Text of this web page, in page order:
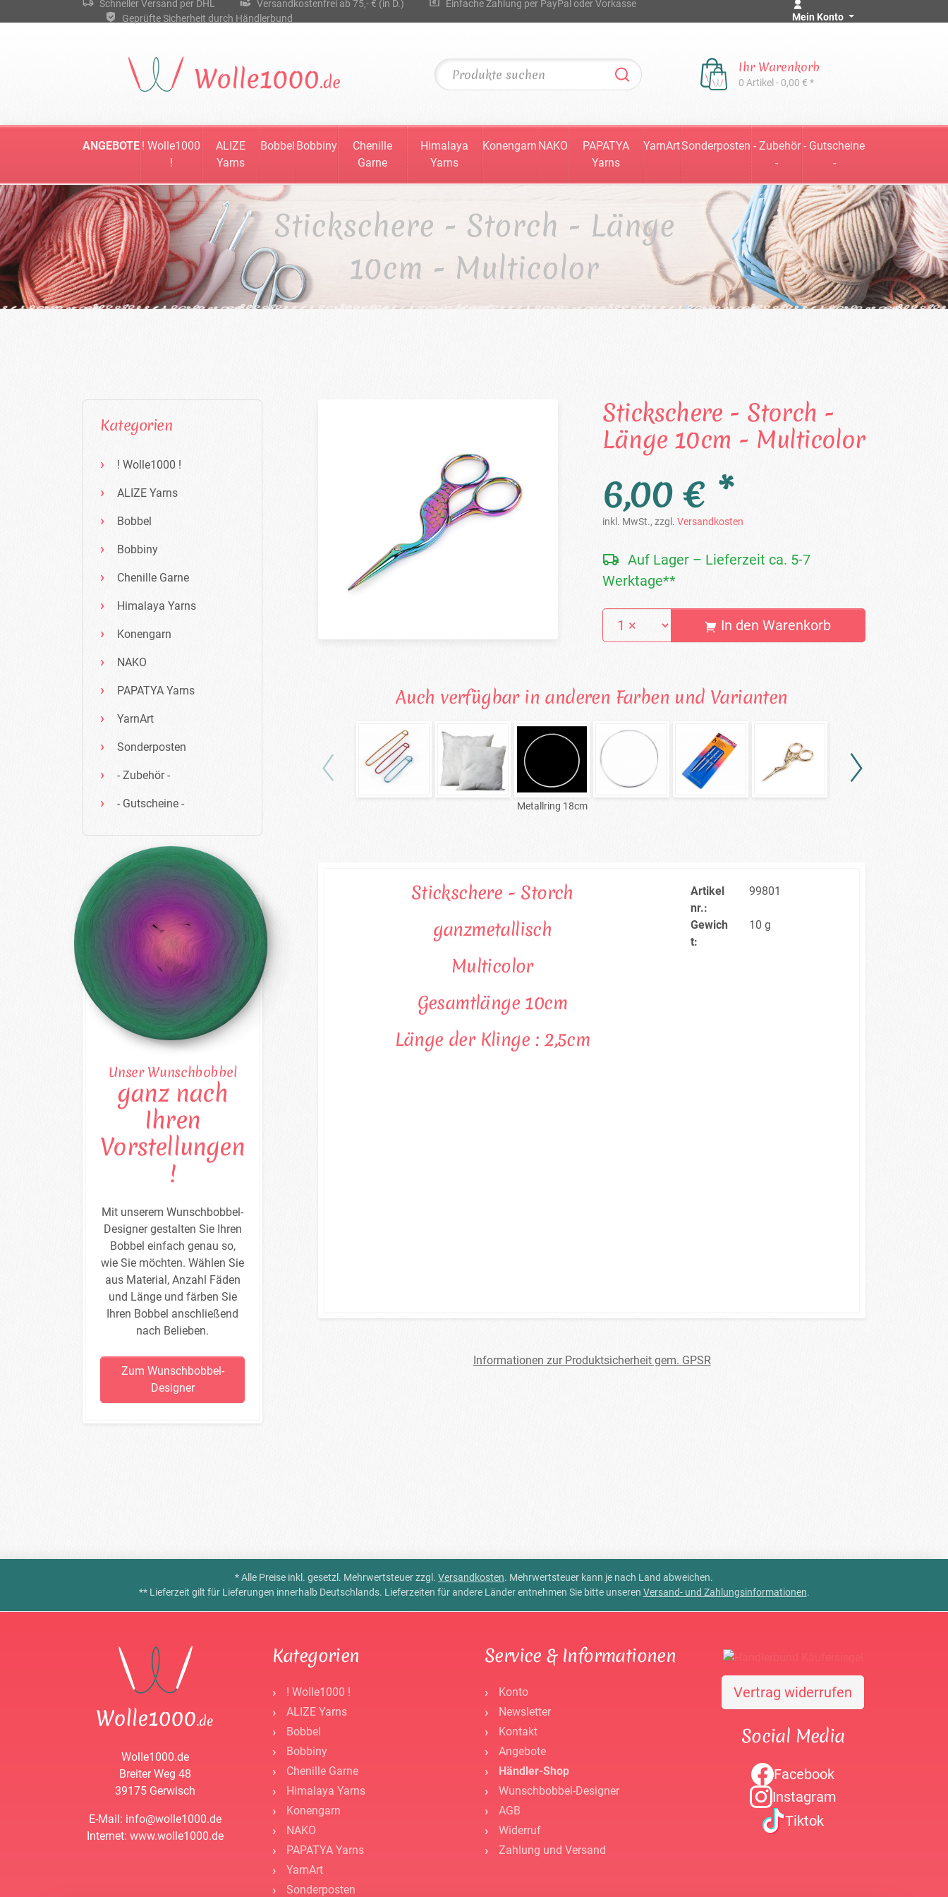
Schneller Versand per DHL Versandkostenfrei ab 75,- € (in D.)
Einfache Zahlung per PayPal oder Vorkasse
Geprüfte Sicherheit durch Händlerbund
Mein Konto
Ihr Warenkorb
0 Artikel - 0,00 € *
ANGEBOTE ! Wolle1000
!
ALIZE
Yarns
Bobbel Bobbiny
Chenille
Garne
Himalaya
Yarns
Konengarn NAKO
PAPATYA
Yarns
YarnArtSonderposten - Zubehör
-
- Gutscheine
-
Stickschere - Storch - Länge
10cm - Multicolor
Kategorien
! Wolle1000 !
ALIZE Yarns
Bobbel
Bobbiny
Chenille Garne
Himalaya Yarns
Konengarn
NAKO
PAPATYA Yarns
YarnArt
Sonderposten
- Zubehör -
- Gutscheine -
Unser Wunschbobbel
ganz nach
Ihren
Vorstellungen
!
Mit unserem Wunschbobbel-
Designer gestalten Sie Ihren
Bobbel einfach genau so,
wie Sie möchten. Wählen Sie
aus Material, Anzahl Fäden
und Länge und färben Sie
Ihren Bobbel anschließend
nach Belieben.
Zum Wunschbobbel-
Designer
Stickschere - Storch -
Länge 10cm - Multicolor
6,00 € *
inkl. MwSt., zzgl. Versandkosten
Auf Lager – Lieferzeit ca. 5-7
Werktage**
In den Warenkorb
Auch verfügbar in anderen Farben und Varianten
Metallring 18cm
Stickschere - Storch
ganzmetallisch
Multicolor
Gesamtlänge 10cm
Länge der Klinge : 2,5cm
Artikel
nr.:
99801
Gewich
t:
10 g
Informationen zur Produktsicherheit gem. GPSR
* Alle Preise inkl. gesetzl. Mehrwertsteuer zzgl. Versandkosten. Mehrwertsteuer kann je nach Land abweichen.
** Lieferzeit gilt für Lieferungen innerhalb Deutschlands. Lieferzeiten für andere Länder entnehmen Sie bitte unseren Versand- und Zahlungsinformationen.
Wolle1000.de
Breiter Weg 48
39175 Gerwisch
E-Mail: info@wolle1000.de
Internet: www.wolle1000.de
Kategorien
! Wolle1000 !
ALIZE Yarns
Bobbel
Bobbiny
Chenille Garne
Himalaya Yarns
Konengarn
NAKO
PAPATYA Yarns
YarnArt
Sonderposten
Service & Informationen
Konto
Newsletter
Kontakt
Angebote
Händler-Shop
Wunschbobbel-Designer
AGB
Widerruf
Zahlung und Versand
Vertrag widerrufen
Social Media
Facebook
Instagram
Tiktok